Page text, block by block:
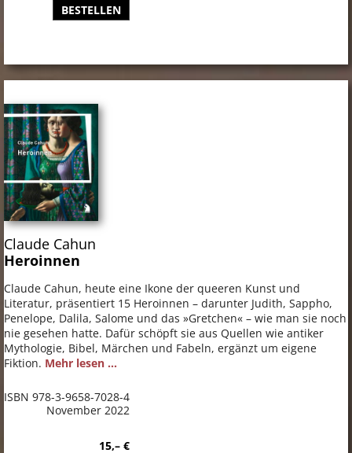
BESTELLEN
Claude Cahun
Heroinnen
Claude Cahun, heute eine Ikone der queeren Kunst und
Literatur, präsentiert 15 Heroinnen – darunter Judith, Sappho,
Penelope, Dalila, Salome und das »Gretchen« – wie man sie noch
nie gesehen hatte. Dafür schöpft sie aus Quellen wie antiker
Mythologie, Bibel, Märchen und Fabeln, ergänzt um eigene
Fiktion. Mehr lesen ...
ISBN 978-3-9658-7028-4
November 2022
15,– €